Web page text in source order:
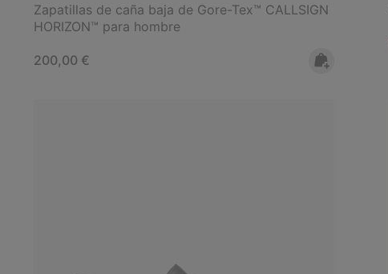
Zapatillas de caña baja de Gore-Tex™ CALLSIGN
HORIZON™ para hombre
Regular price:
200,00 €